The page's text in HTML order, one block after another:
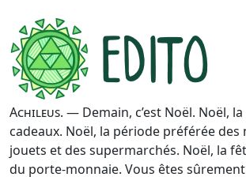
Achileus. — Demain, c’est Noël. Noël,
cadeaux. Noël, la période préférée des
jouets et des supermarchés. Noël, la
du porte-monnaie. Vous êtes sûrement